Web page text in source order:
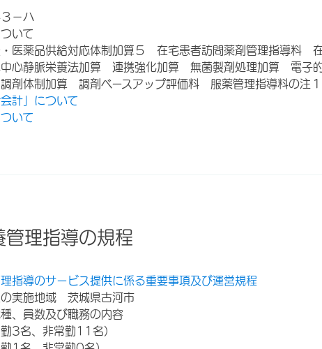
－ハ
いて
医薬品供給対応体制加算５ 在宅患者訪問薬剤管理指導料
心静脈栄養法加算 連携強化加算 無菌製剤処理加算 電子
剤体制加算 調剤ベースアップ評価料 服薬管理指導料の注１
計」について
いて
管理指導の規程
指導のサービス提供に係る重要事項及び運営規程
の実施地域 茨城県古河市
種、員数及び職務の内容
3名、非常勤11名）